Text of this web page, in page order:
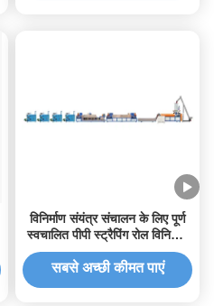
विनिर्माण संयंत्र संचालन के लिए पूर्ण
स्वचालित पीपी स्ट्रैपिंग रोल विनिर्माण
मशीन
सबसे अच्छी कीमत पाएं